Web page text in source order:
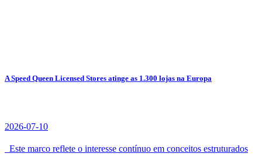
A Speed Queen Licensed Stores atinge as 1.300 lojas na Europa
2026-07-10
Este marco reflete o interesse contínuo em conceitos estruturados